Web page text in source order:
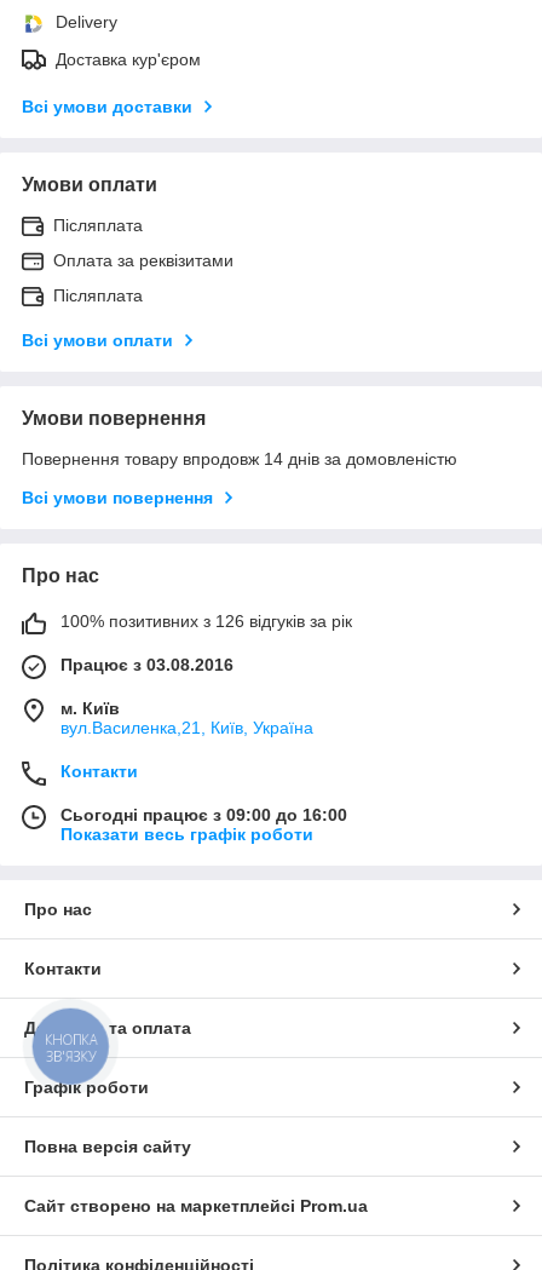
Delivery
Доставка кур'єром
Всі умови доставки
Умови оплати
Післяплата
Оплата за реквізитами
Післяплата
Всі умови оплати
Умови повернення
Повернення товару впродовж 14 днів за домовленістю
Всі умови повернення
Про нас
100% позитивних з 126 відгуків за рік
Працює з 03.08.2016
м. Київ
вул.Василенка,21, Київ, Україна
Контакти
Сьогодні працює з 09:00 до 16:00
Показати весь графік роботи
Про нас
Контакти
Доставка та оплата
Графік роботи
Повна версія сайту
Сайт створено на маркетплейсі Prom.ua
Політика конфіденційності
КНОПКА
ЗВ'ЯЗКУ